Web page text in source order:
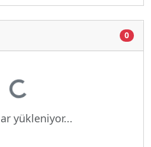
0
Yükleniyor...
yükleniyor...